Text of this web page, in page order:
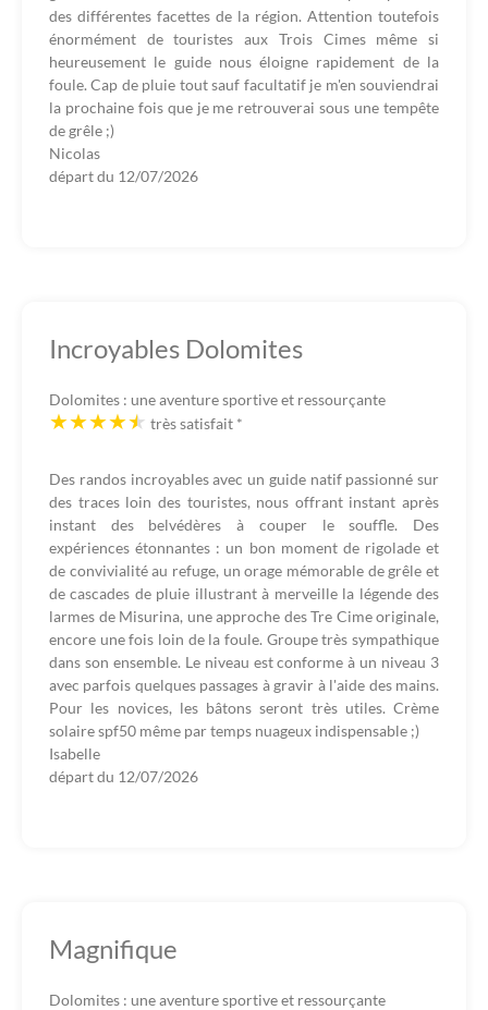
des différentes facettes de la région. Attention toutefois
énormément de touristes aux Trois Cimes même si
heureusement le guide nous éloigne rapidement de la
foule. Cap de pluie tout sauf facultatif je m'en souviendrai
la prochaine fois que je me retrouverai sous une tempête
de grêle ;)
Nicolas
départ du 12/07/2026
Incroyables Dolomites
Dolomites : une aventure sportive et ressourçante
très satisfait *
Des randos incroyables avec un guide natif passionné sur
des traces loin des touristes, nous offrant instant après
instant des belvédères à couper le souffle. Des
expériences étonnantes : un bon moment de rigolade et
de convivialité au refuge, un orage mémorable de grêle et
de cascades de pluie illustrant à merveille la légende des
larmes de Misurina, une approche des Tre Cime originale,
encore une fois loin de la foule. Groupe très sympathique
dans son ensemble. Le niveau est conforme à un niveau 3
avec parfois quelques passages à gravir à l'aide des mains.
Pour les novices, les bâtons seront très utiles. Crème
solaire spf50 même par temps nuageux indispensable ;)
Isabelle
départ du 12/07/2026
Magnifique
Dolomites : une aventure sportive et ressourçante